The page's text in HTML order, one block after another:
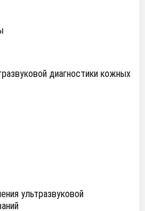
диагностики кожных
ультразвуковой